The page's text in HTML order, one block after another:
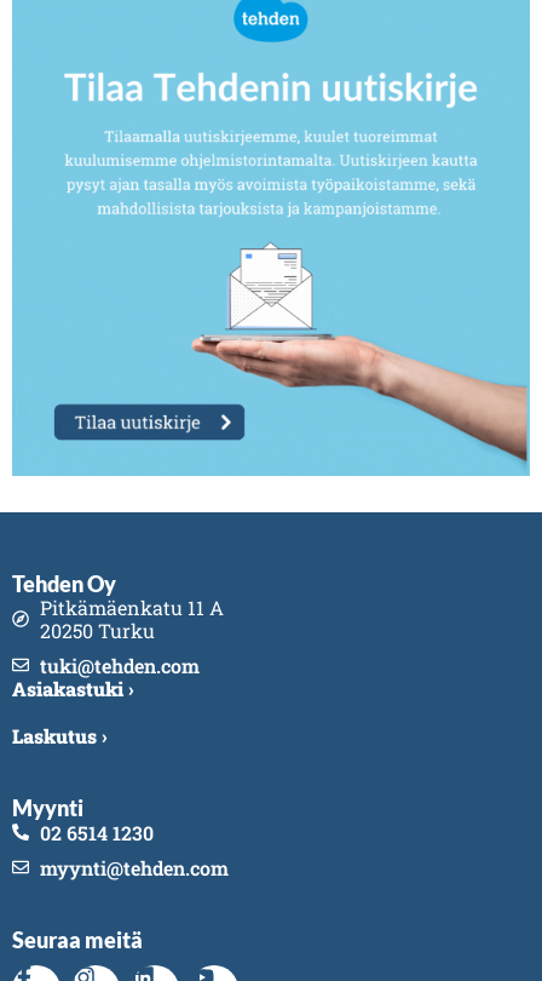
Tehden Oy
Pitkämäenkatu 11 A
20250 Turku
tuki@tehden.com
Asiakastuki ›
Laskutus ›
Myynti
02 6514 1230
myynti@tehden.com
Seuraa meitä